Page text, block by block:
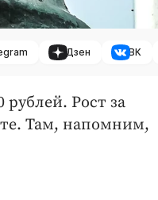
Дзен ВК
рублей. Рост за
Там, напомним,